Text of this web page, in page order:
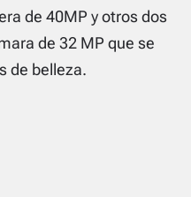
de 40MP y otros dos
de 32 MP que se
de belleza.